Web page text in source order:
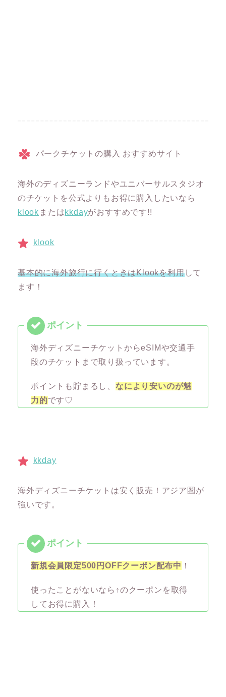
パークチケットの購入 おすすめサイト
海外のディズニーランドやユニバーサルスタジオ
のチケットを公式よりもお得に購入したいなら
klook またはkkdayがおすすめです!!
klook
基本的に海外旅行に行くときはKlookを利用して
ます！
海外ディズニーチケットからeSIMや交通手
段のチケットまで取り扱っています。
ポイントも貯まるし、 なにより安いのが魅
力的です♡
kkday
海外ディズニーチケットは安く販売！アジア圏が
強いです。
新規会員限定500円OFFクーポン配布中 ！
使ったことがないなら↑のクーポンを取得
してお得に購入！